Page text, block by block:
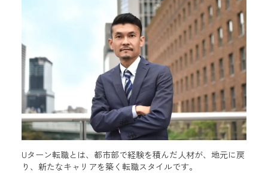
Uターン転職とは、都市部で経験を積んだ人材が、地元に戻
り、新たなキャリアを築く転職スタイルです。